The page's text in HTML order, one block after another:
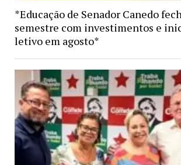
*Educação de Senador Canedo
semestre com investimentos e
letivo em agosto*